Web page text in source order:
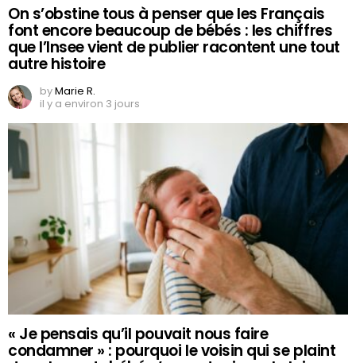
On s’obstine tous à penser que les Français
font encore beaucoup de bébés : les chiffres
que l’Insee vient de publier racontent une tout
autre histoire
byMarie R.
il y a environ 3 jours
« Je pensais qu’il pouvait nous faire
condamner » : pourquoi le voisin qui se plaint